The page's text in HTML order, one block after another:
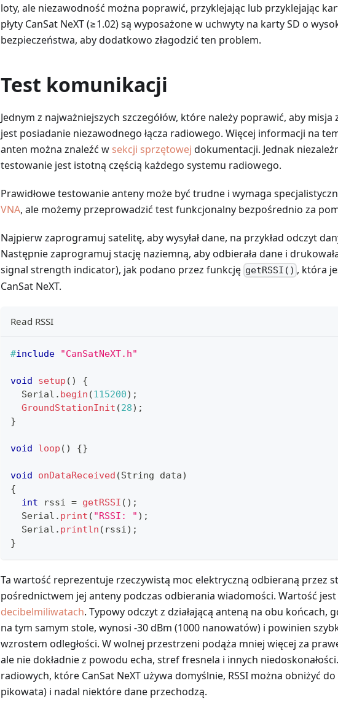
loty, ale niezawodność można poprawić, przyklejając lub przyklejając
płyty CanSat NeXT (≥1.02) są wyposażone w uchwyty na karty SD o
bezpieczeństwa, aby dodatkowo złagodzić ten problem.
Test komunikacji
Jednym z najważniejszych szczegółów, które należy poprawić, aby misja
jest posiadanie niezawodnego łącza radiowego. Więcej informacji na
anten można znaleźć w sekcji sprzętowej dokumentacji. Jednak
testowanie jest istotną częścią każdego systemu radiowego.
Prawidłowe testowanie anteny może być trudne i wymaga
VNA, ale możemy przeprowadzić test funkcjonalny bezpośrednio za
Najpierw zaprogramuj satelitę, aby wysyłał dane, na przykład odczyt
Następnie zaprogramuj stację naziemną, aby odbierała dane i
signal strength indicator), jak podano przez funkcję getRSSI() , która
CanSat NeXT.
Read RSSI
#include "CanSatNeXT.h"
void setup ( )
{
  Serial
. begin (115200) ;
GroundStationInit (28) ;
}
void loop ( ) {}
void onDataReceived (String data)
{
int rssi = getRSSI ( ) ;
  Serial
. print ( "RSSI: " ) ;
  Serial
. println ( rssi) ;
}
Ta wartość reprezentuje rzeczywistą moc elektryczną odbieraną przez
pośrednictwem jej anteny podczas odbierania wiadomości. Wartość
decibelmiliwatach. Typowy odczyt z działającą anteną na obu końcach,
na tym samym stole, wynosi -30 dBm (1000 nanowatów) i powinien
wzrostem odległości. W wolnej przestrzeni podąża mniej więcej za
ale nie dokładnie z powodu echa, stref fresnela i innych
radiowych, które CanSat NeXT używa domyślnie, RSSI można obniżyć do
pikowata) i nadal niektóre dane przechodzą.